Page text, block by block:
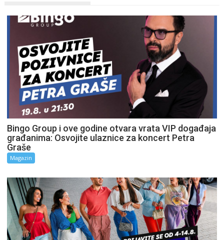
Bingo Group i ove godine otvara vrata VIP događaja
građanima: Osvojite ulaznice za koncert Petra
Graše
Magazin